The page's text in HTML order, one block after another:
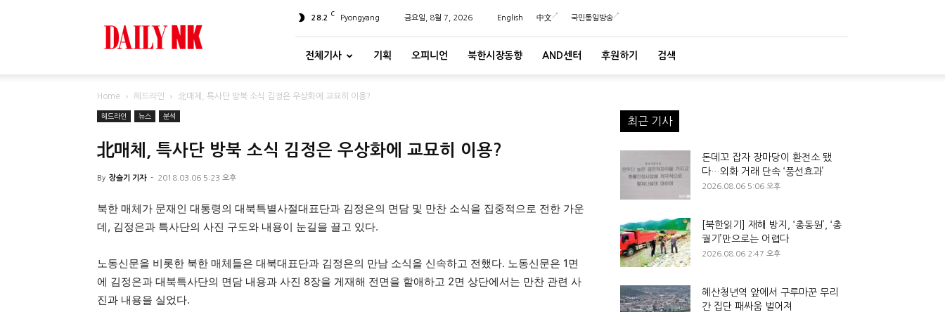
28.2 C Pyongyang 금요일, 8월 7, 2026 English 中文 국민통일방송
전체기사 기획 오피니언 북한시장동향 AND센터 후원하기 검색
Home 헤드라인 北매체, 특사단 방북 소식 김정은 우상화에 교묘히 이용?
헤드라인 뉴스 분석
北매체, 특사단 방북 소식 김정은 우상화에 교묘히 이용?
By 장슬기 기자 - 2018.03.06 5:23 오후
북한 매체가 문재인 대통령의 대북특별사절대표단과 김정은의 면담 및 만찬 소식을 집중적으로 전한 가운
데, 김정은과 특사단의 사진 구도와 내용이 눈길을 끌고 있다.
노동신문을 비롯한 북한 매체들은 대북대표단과 김정은의 만남 소식을 신속하고 전했다. 노동신문은 1면
에 김정은과 대북특사단의 면담 내용과 사진 8장을 게재해 전면을 할애하고 2면 상단에서는 만찬 관련 사
진과 내용을 실었다.
최근 기사
돈데꼬 잡자 장마당이 환전소 됐
다…외화 거래 단속 ‘풍선효과’
2026.08.06 5:06 오후
[북한읽기] 재해 방지, ‘총동원’, ‘총
궐기’만으로는 어렵다
2026.08.06 2:47 오후
혜산청년역 앞에서 구루마꾼 무리
간 집단 패싸움 벌어져